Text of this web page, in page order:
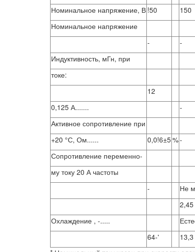
Номинальное напряжение, В !50 150
Номинальное напряжение
-
-
Индуктивность, мГн, при
токе:
12
0,125 А.......
-
Активное сопротивление при
+20 °С, Ом......
0,0!6±5%-
Сопротивление переменно-
му току 20 А частоты
-
Не
2,45
Охлаждение , -.....
64-'
13,3